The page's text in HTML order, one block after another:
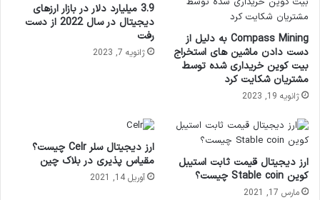
Compass Mining به دلیل از
دست دادن ماشین های استخراج
بیت کوین خریداری شده توسط
مشتریان شکایت کرد
ژانویه 19, 2023
3.9 میلیارد دلار در بازار ارزهای
دیجیتال در سال 2022 از دست
رفت
ژانویه 7, 2023
ارز دیجیتال قیمت ثابت استیبل
کوین Stable coin چیست؟
مارس 17, 2021
ارز دیجیتال سلر Celr چیست؟
مقیاس پذیری در بلاک چین
آوریل 14, 2021